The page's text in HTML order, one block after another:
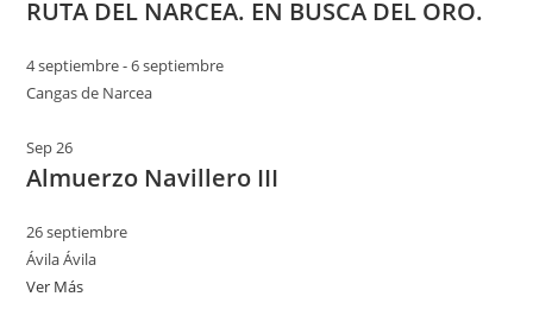
RUTA DEL NARCEA. EN BUSCA DEL ORO.
4 septiembre-6 septiembre
Cangas de Narcea
Sep26
Almuerzo Navillero III
26 septiembre
ÁvilaÁvila
Ver Más